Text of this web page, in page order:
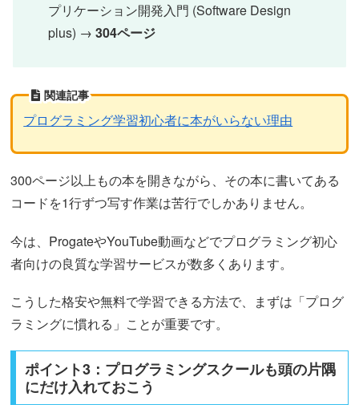
プリケーション開発入門 (Software Design
plus) → 304ページ
関連記事
プログラミング学習初心者に本がいらない理由
300ページ以上もの本を開きながら、その本に書いてある
コードを1行ずつ写す作業は苦行でしかありません。
今は、ProgateやYouTube動画などでプログラミング初心
者向けの良質な学習サービスが数多くあります。
こうした格安や無料で学習できる方法で、まずは「プログ
ラミングに慣れる」ことが重要です。
ポイント3：プログラミングスクールも頭の片隅
にだけ入れておこう